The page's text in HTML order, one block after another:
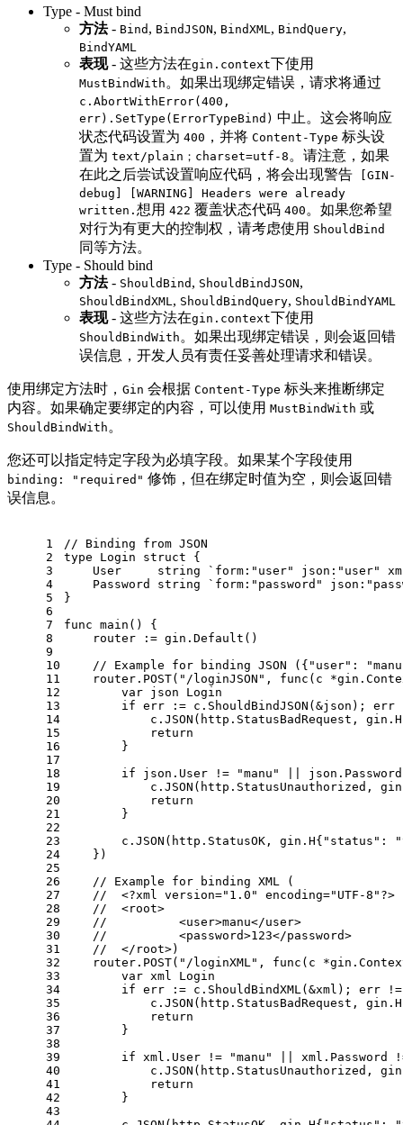
Type - Must bind
方法- Bind , BindJSON, BindXML, BindQuery,
BindYAML
表现- 这些方法在gin.context下使用
MustBindWith。如果出现绑定错误，请求将通过
c.AbortWithError(400,
err).SetType(ErrorTypeBind) 中止。这会将响应
状态代码设置为 400 ，并将 Content-Type 标头设
置为 text/plain；charset=utf-8。请注意，如果
在此之后尝试设置响应代码，将会出现警告 [GIN-
debug] [WARNING] Headers were already
written. 想用 422 覆盖状态代码 400。如果您希望
对行为有更大的控制权，请考虑使用 ShouldBind
同等方法。
Type - Should bind
方法- ShouldBind , ShouldBindJSON,
ShouldBindXML, ShouldBindQuery, ShouldBindYAML
表现- 这些方法在gin.context下使用
ShouldBindWith。如果出现绑定错误，则会返回错
误信息，开发人员有责任妥善处理请求和错误。
使用绑定方法时， Gin 会根据 Content-Type 标头来推断绑定
内容。如果确定要绑定的内容，可以使用 MustBindWith 或
ShouldBindWith。
您还可以指定特定字段为必填字段。如果某个字段使用
binding: "required" 修饰，但在绑定时值为空，则会返回错
误信息。
1
2
3
4
5
6
7
8
9
10
11
12
13
14
15
16
17
18
19
20
21
22
23
24
25
26
27
28
29
30
31
32
33
34
35
36
37
38
39
40
41
42
43
// Binding from JSON
type Login struct {
    User
string
`form:"user" json:"user"
    Password
string
`form:"password"
}
func main ()
{
    router := gin.Default()
// Example for binding JSON ({"user":
    router.POST(
"/loginJSON" , func (c
var json Login
if err := c.ShouldBindJSON(&json);
c.JSON(http.StatusBadRequest,
return
        }
if json.User != "manu"
||
c.JSON(http.StatusUnauthorized,
return
        }
        c.JSON(http.StatusOK, gin.H{
"status" :
    })
// Example for binding XML (
//	<?xml version="1.0" encoding="UTF-8"?>
//	<root>
//		<user>manu</user>
//		<password>123</password>
//	</root>)
    router.POST(
"/loginXML" , func (c
var xml Login
if err := c.ShouldBindXML(&xml); err
c.JSON(http.StatusBadRequest,
return
        }
if xml.User != "manu"
|| xml.Password
c.JSON(http.StatusUnauthorized,
return
        }